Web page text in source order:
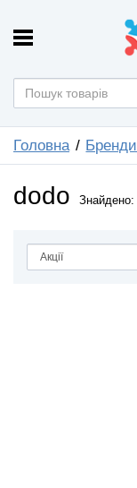
Головна Бренди
dodo Знайдено: